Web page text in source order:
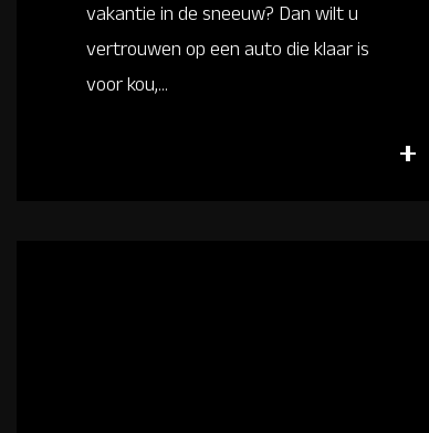
vakantie in de sneeuw? Dan wilt u
vertrouwen op een auto die klaar is
voor kou,...